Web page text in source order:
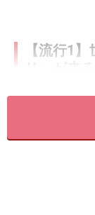
【流行1
現在世界的に
知でしょうか
で、青汁関連